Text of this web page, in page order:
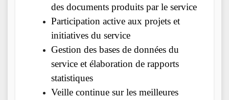
des documents produits par le service
Participation active aux projets et
initiatives du service
Gestion des bases de données du
service et élaboration de rapports
statistiques
Veille continue sur les meilleures